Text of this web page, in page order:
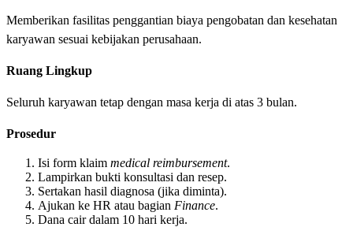
Memberikan fasilitas penggantian biaya pengobatan dan kesehatan
karyawan sesuai kebijakan perusahaan.
Ruang Lingkup
Seluruh karyawan tetap dengan masa kerja di atas 3 bulan.
Prosedur
Isi form klaim medical reimbursement.
Lampirkan bukti konsultasi dan resep.
Sertakan hasil diagnosa (jika diminta).
Ajukan ke HR atau bagian Finance.
Dana cair dalam 10 hari kerja.